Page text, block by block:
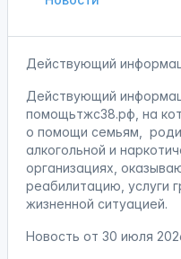
Действующий
Действующий
помощьтжс38.рф, на
о помощи семьям,
алкогольной и
организациях,
реабилитацию, услуги
жизненной ситуацией.
Новость от 30 июля